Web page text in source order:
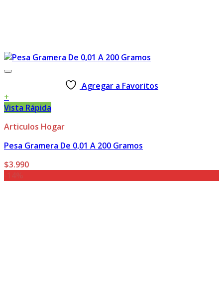
Agregar a Favoritos
+
Vista Rápida
Articulos Hogar
Pesa Gramera De 0,01 A 200 Gramos
$3.990